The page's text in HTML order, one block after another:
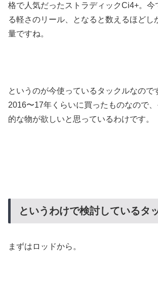
格で人気だったストラディックCi4+。今
る軽さのリール、となると数えるほどし
量ですね。
というのが今使っているタックルなので
2016〜17年くらいに買ったものなので
的な物が欲しいと思っているわけです。
というわけで検討しているタ
まずはロッドから。